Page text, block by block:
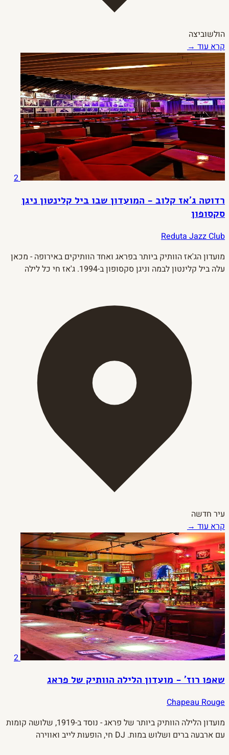
הולשוביצה
קרא עוד →
2
רדוטה ג'אז קלוב - המועדון שבו ביל קלינטון ניגן
סקסופון
Reduta Jazz Club
מועדון הג'אז הוותיק ביותר בפראג ואחד הוותיקים באירופה - מכאן
עלה ביל קלינטון לבמה וניגן סקסופון ב-1994. ג'אז חי כל לילה
עיר חדשה
קרא עוד →
2
שאפו רוז' - מועדון הלילה הוותיק של פראג
Chapeau Rouge
מועדון הלילה הוותיק ביותר של פראג - נוסד ב-1919, שלושה קומות
עם ארבעה ברים ושלוש במות. DJ חי, הופעות לייב ואווירה